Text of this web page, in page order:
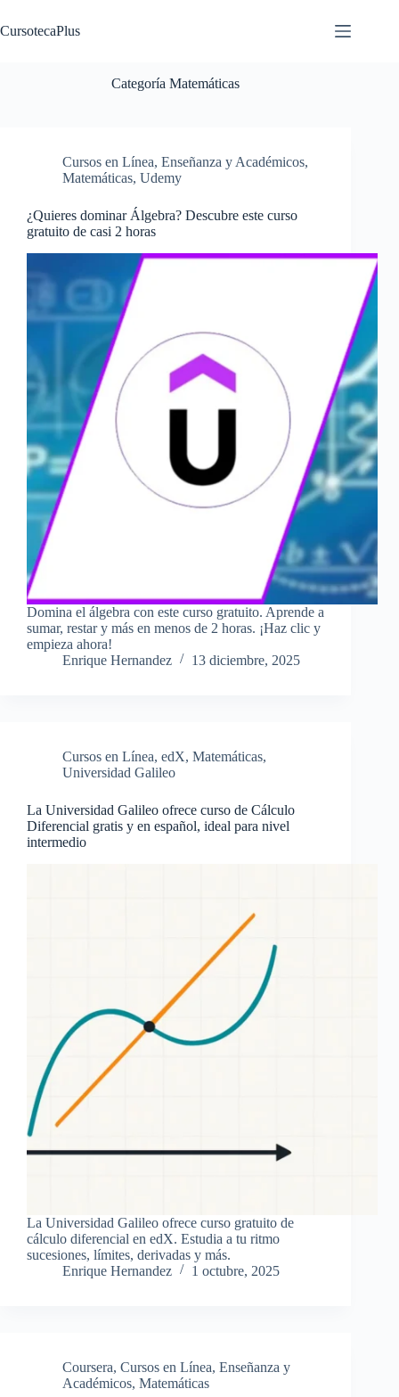
al
contenido
CursotecaPlus
Categoría Matemáticas
Cursos en Línea, Enseñanza y Académicos,
Matemáticas, Udemy
¿Quieres dominar Álgebra? Descubre este curso
gratuito de casi 2 horas
Domina el álgebra con este curso gratuito. Aprende a
sumar, restar y más en menos de 2 horas. ¡Haz clic y
empieza ahora!
Enrique Hernandez
13 diciembre, 2025
Cursos en Línea, edX, Matemáticas,
Universidad Galileo
La Universidad Galileo ofrece curso de Cálculo
Diferencial gratis y en español, ideal para nivel
intermedio
La Universidad Galileo ofrece curso gratuito de
cálculo diferencial en edX. Estudia a tu ritmo
sucesiones, límites, derivadas y más.
Enrique Hernandez
1 octubre, 2025
Coursera, Cursos en Línea, Enseñanza y
Académicos, Matemáticas